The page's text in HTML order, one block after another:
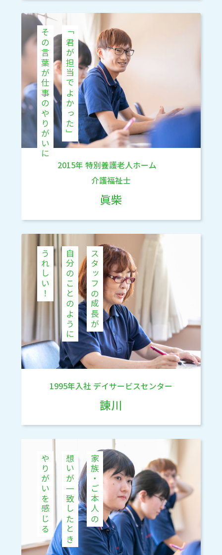
「君が担当でよかった」
その言葉が仕事のやりがいに
2015年 特別養護老人ホーム
介護福祉士
眞柴
スタッフの成長が
自分のことのように
うれしい！
1995年入社 デイサービスセンター
諫川
家族・ご本人の
想いが一致したとき
やりがいを感じる